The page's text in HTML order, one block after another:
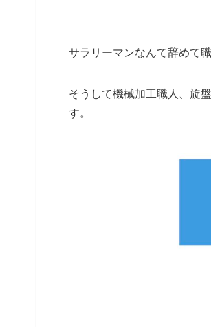
サラリーマンなんて辞めて
そうして機械加工職人、旋
す。